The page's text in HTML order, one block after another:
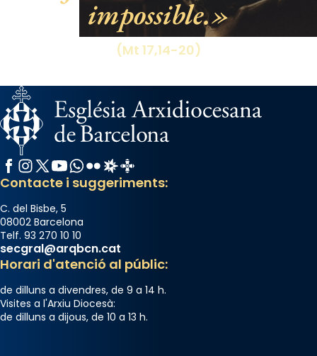
View on Facebook Share
impossible.
(Mt 17,14-20)
Facebook
Instagram
X / Twitter
YouTube
WhatsApp
FlickrRadio Estel
Catalunya Cristiana
Contacte i suggeriments:
C. del Bisbe, 5
08002 Barcelona
Telf. 93 270 10 10
secgral@arqbcn.cat
Horari d'atenció al públic:
de dilluns a divendres, de 9 a 14 h.
Visites a l'Arxiu Diocesà:
de dilluns a dijous, de 10 a 13 h.